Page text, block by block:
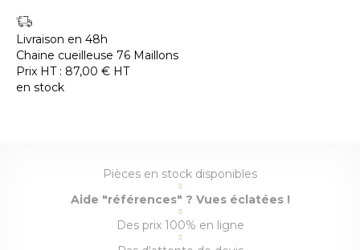
Livraison en 48h
Chaine cueilleuse 76 Maillons
Prix HT : 87,00 € HT
en stock
Pièces en stock disponibles
Aide "références" ? Vues éclatées !
Des prix 100% en ligne